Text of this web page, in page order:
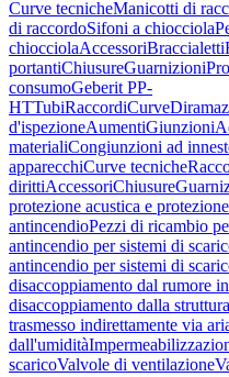
Curve tecnicheManicotti di
di raccordoSifoni a chiocciola
chiocciolaAccessoriBraccialetti
portantiChiusureGuarnizioni
consumoGeberit PP-
HTTubiRaccordiCurve
d'ispezioneAumentiGiunzioni
materialiCongiunzioni ad
apparecchiCurve tecniche
dirittiAccessoriChiusure
protezione acustica e
antincendioPezzi di ricambio
antincendio per sistemi di
antincendio per sistemi di
disaccoppiamento dal rumore
disaccoppiamento dalla
trasmesso indirettamente via
dall'umidità
scaricoValvole di ventilazione